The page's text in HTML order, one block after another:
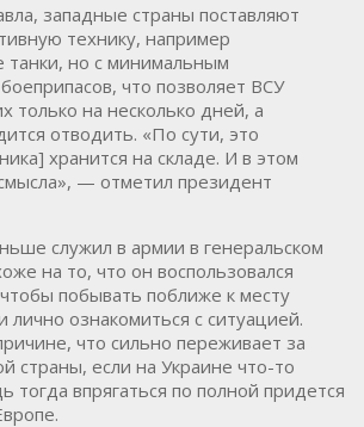
западные страны поставляют
технику, например
танки, но с минимальным
что позволяет ВСУ
только на несколько дней, а
отводить. «По сути, это
хранится на складе. И в этом
— отметил президент
служил в армии в генеральском
на то, что он воспользовался
побывать поближе к месту
ознакомиться с ситуацией.
что сильно переживает за
страны, если на Украине что-то
тогда впрягаться по полной придется